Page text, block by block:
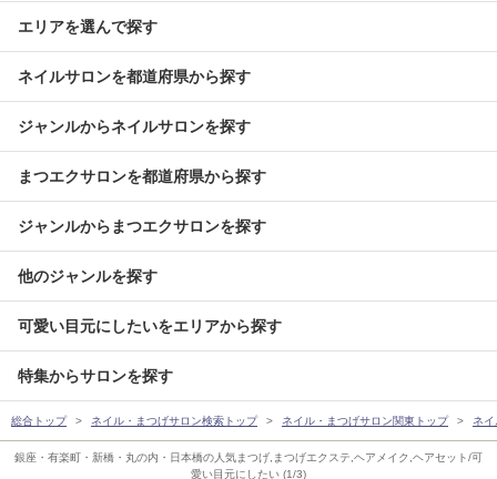
銀座・有楽町・新橋・丸の内・日本橋の人気まつげ,まつげエクステ,ヘアメイク,ヘアセット/可
愛い目元にしたい (1/3)
エリアを選んで探す
ネイルサロンを都道府県から探す
ジャンルからネイルサロンを探す
まつエクサロンを都道府県から探す
ジャンルからまつエクサロンを探す
他のジャンルを探す
可愛い目元にしたいをエリアから探す
特集からサロンを探す
総合トップ ネイル・まつげサロン検索トップ ネイル・まつげサロン関東トップ ネ